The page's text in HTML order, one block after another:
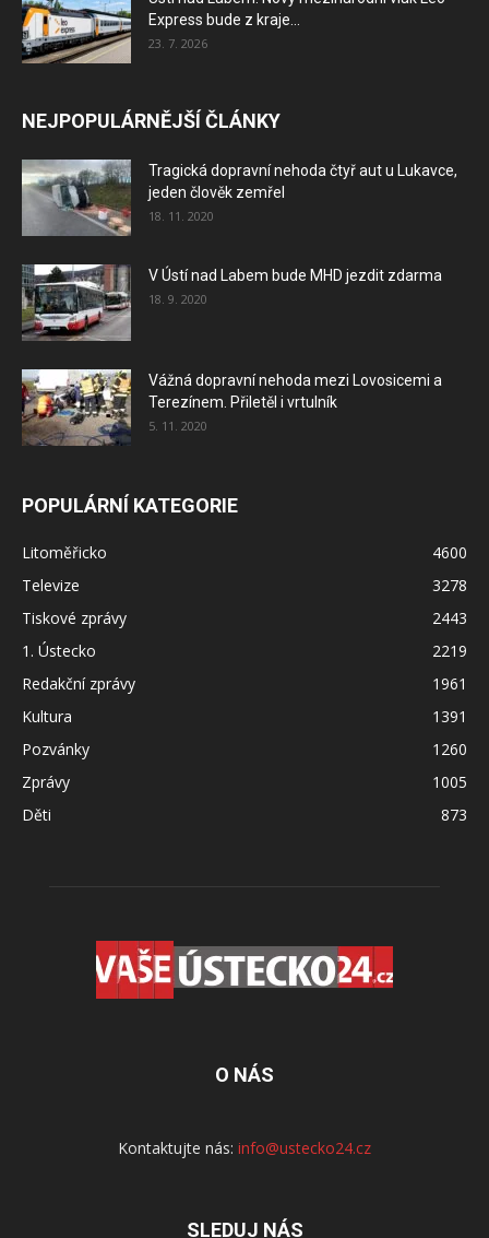
Express bude z kraje...
23. 7. 2026
NEJPOPULÁRNĚJŠÍ ČLÁNKY
Tragická dopravní nehoda čtyř aut u Lukavce,
jeden člověk zemřel
18. 11. 2020
V Ústí nad Labem bude MHD jezdit zdarma
18. 9. 2020
Vážná dopravní nehoda mezi Lovosicemi a
Terezínem. Přiletěl i vrtulník
5. 11. 2020
POPULÁRNÍ KATEGORIE
Litoměřicko
4600
Televize
3278
Tiskové zprávy
2443
1. Ústecko
2219
Redakční zprávy
1961
Kultura
1391
Pozvánky
1260
Zprávy
1005
Děti
873
O NÁS
Kontaktujte nás: info@ustecko24.cz
SLEDUJ NÁS